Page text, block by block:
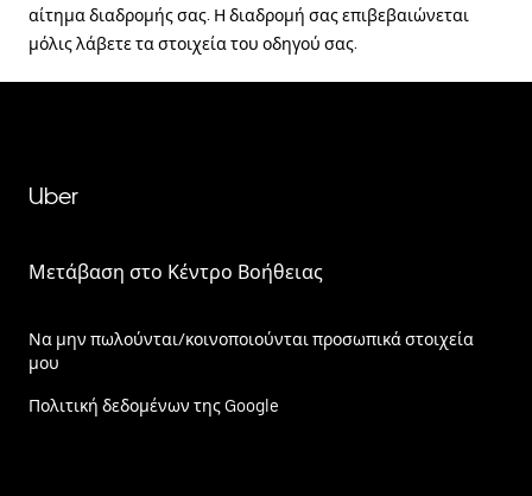
αίτημα διαδρομής σας. Η διαδρομή σας επιβεβαιώνεται
μόλις λάβετε τα στοιχεία του οδηγού σας.
Uber
Μετάβαση στο Κέντρο Βοήθειας
Να μην πωλούνται/κοινοποιούνται προσωπικά στοιχεία
μου
Πολιτική δεδομένων της Google